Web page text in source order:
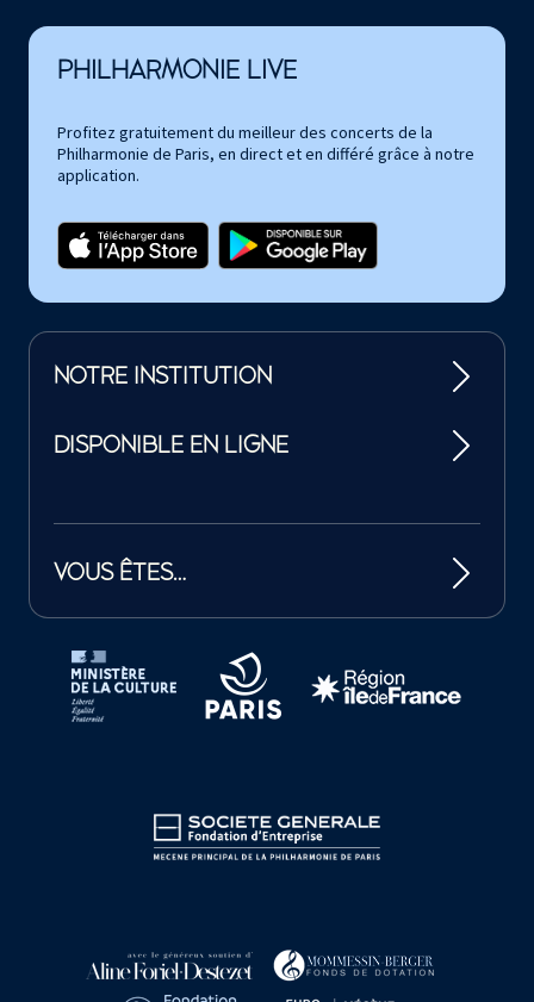
PHILHARMONIE LIVE
Profitez gratuitement du meilleur des concerts de la
Philharmonie de Paris, en direct et en différé grâce à notre
application.
NOTRE INSTITUTION
DISPONIBLE EN LIGNE
VOUS ÊTES…
Tutelles et mécènes de la Philharmonie de Paris